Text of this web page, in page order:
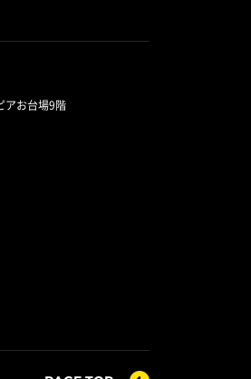
アお台場9階